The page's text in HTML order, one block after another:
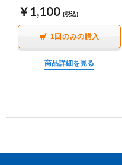
ログイン /
￥1,100 (税込)
1回のみの購入
商品詳細を見る